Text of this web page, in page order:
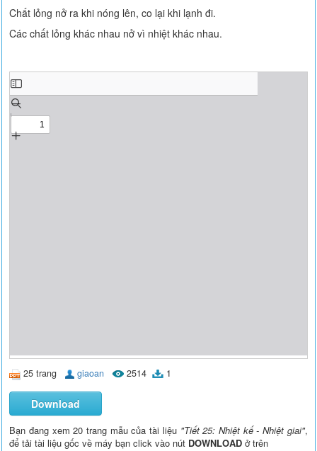
Chất lỏng nở ra khi nóng lên, co lại khi lạnh đi.
Các chất lỏng khác nhau nở vì nhiệt khác nhau.
25 trang giaoan 2514 1
Download
Bạn đang xem 20 trang mẫu của tài liệu "Tiết 25: Nhiệt kế - Nhiệt giai",
để tải tài liệu gốc về máy bạn click vào nút DOWNLOAD ở trên